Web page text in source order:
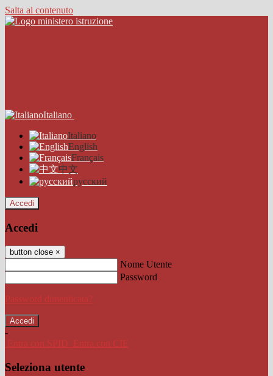
Salta al contenuto
Italiano
Italiano
English
Français
中文
русский
Accedi
Accedi
button close ×
Nome Utente
Password
Password dimenticata?
-
Entra con SPID
Entra con CIE
Seleziona utente